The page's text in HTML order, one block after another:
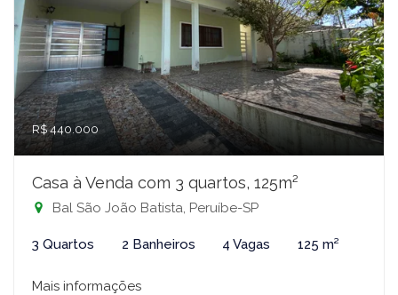
R$ 440.000
Casa à Venda com 3 quartos, 125m²
Bal São João Batista, Peruíbe-SP
3 Quartos 2 Banheiros 4 Vagas 125 m²
Mais informações